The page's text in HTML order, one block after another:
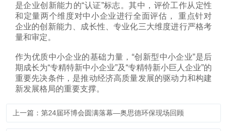
是企业创新能力的“认证”标志。其中，评价工作从定性
和定量两个维度对中小企业进行全面评估， 重点针对
企业的创新能力、成长性、专业化三大维度进行严格考
量和审定。
作为优质中小企业的基础力量，“创新型中小企业”是后
期成长为“专精特新中小企业”及“专精特新小巨人企业”的
重要先决条件，是推动经济高质量发展的驱动力和构建
新发展格局的重要支撑。
上一篇：第24届环博会圆满落幕—奥思德环保现场回顾